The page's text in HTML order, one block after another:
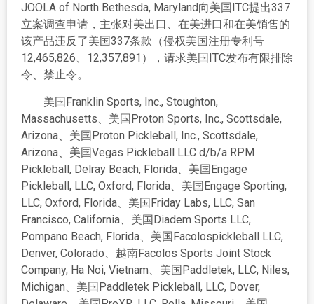
JOOLA of North Bethesda, Maryland向美国ITC提出337
立案调查申请，主张对美出口、在美进口和在美销售的
该产品违反了美国337条款（侵权美国注册专利号
12,465,826、12,357,891），请求美国ITC发布有限排除
令、禁止令。
美国Franklin Sports, Inc., Stoughton,
Massachusetts、美国Proton Sports, Inc., Scottsdale,
Arizona、美国Proton Pickleball, Inc., Scottsdale,
Arizona、美国Vegas Pickleball LLC d/b/a RPM
Pickleball, Delray Beach, Florida、美国Engage
Pickleball, LLC, Oxford, Florida、美国Engage Sporting,
LLC, Oxford, Florida、美国Friday Labs, LLC, San
Francisco, California、美国Diadem Sports LLC,
Pompano Beach, Florida、美国Facolospickleball LLC,
Denver, Colorado、越南Facolos Sports Joint Stock
Company, Ha Noi, Vietnam、美国Paddletek, LLC, Niles,
Michigan、美国Paddletek Pickleball, LLC, Dover,